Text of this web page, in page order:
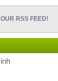
RSS FEED!